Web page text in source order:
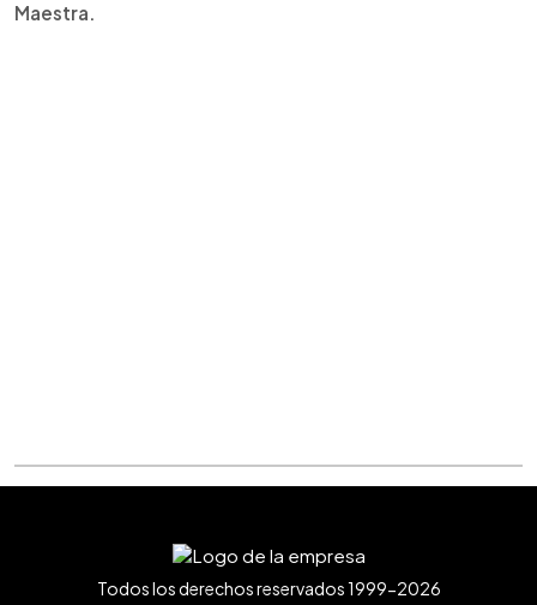
Maestra.
Todos los derechos reservados 1999-2026